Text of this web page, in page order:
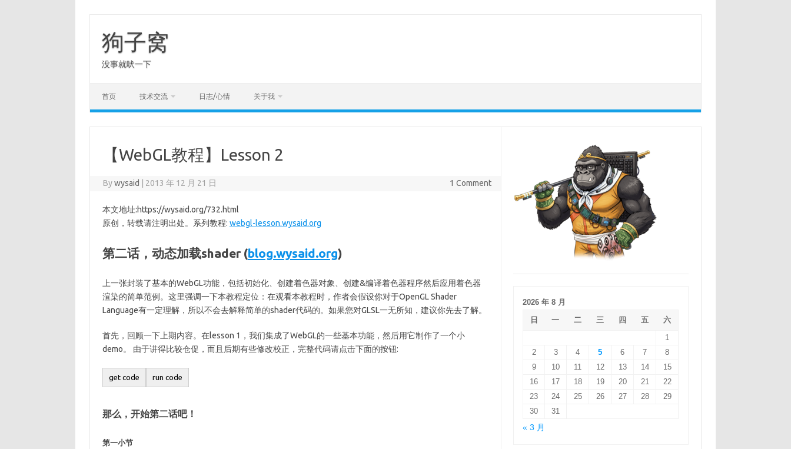
content
狗子窝
没事就吠一下
首页 技术交流 日志/心情 关于我
【WebGL教程】Lesson 2
Bywysaid 2013 年 12 月 21 日 1 Comment
本文地址:https://wysaid.org/732.html
原创，转载请注明出处。系列教程: webgl-lesson.wysaid.org
第二话，动态加载shader (blog.wysaid.org)
上一张封装了基本的WebGL功能，包括初始化、创建着色器对象、创建&编译着色器程序然后应用着色器
渲染的简单范例。这里强调一下本教程定位：在观看本教程时，作者会假设你对于OpenGL Shader
Language有一定理解，所以不会去解释简单的shader代码的。如果您对GLSL一无所知，建议你先去了解。
首先，回顾一下上期内容。在lesson 1，我们集成了WebGL的一些基本功能，然后用它制作了一个小
demo。 由于讲得比较仓促，而且后期有些修改校正，完整代码请点击下面的按钮:
那么，开始第二话吧！
第一小节
2026 年 8 月
日
一 二 三 四 五
六
1
2
3 4 5 6 7
8
9
10 11 12 13 14
15
16
17 18 19 20 21
22
23
24 25 26 27 28
29
30
31
« 3 月